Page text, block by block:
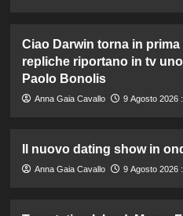
Ciao Darwin torna in
repliche riportano in tv
Paolo Bonolis
Anna Gaia Cavallo 9 Agosto 2026
Il nuovo dating show in
Anna Gaia Cavallo 9 Agosto 2026